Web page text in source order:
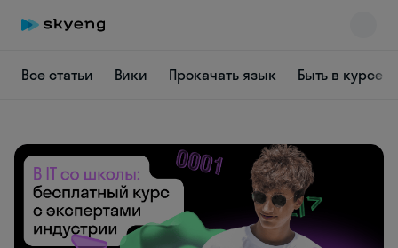
Все статьи Вики Прокачать язык Быть в курсе
Skyeng Chat
online